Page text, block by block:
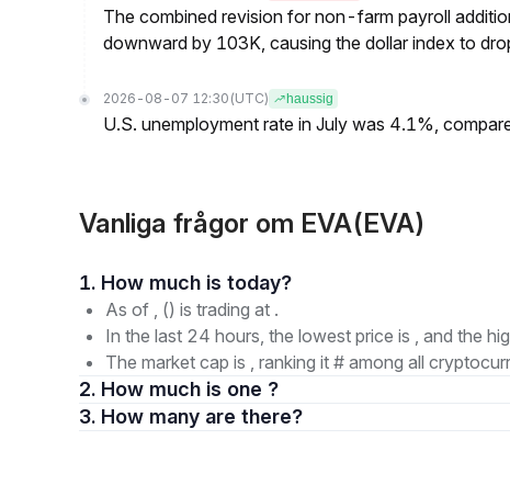
The combined revision for non-farm payroll
downward by 103K, causing the dollar index to
2026-08-07 12:30 (UTC) haussig
U.S. unemployment rate in July was 4.1%,
Vanliga frågor om EVA(EVA)
1. How much is today?
As of , () is trading at .
In the last 24 hours, the lowest price is , and the
The market cap is , ranking it # among all
2. How much is one ?
3. How many are there?